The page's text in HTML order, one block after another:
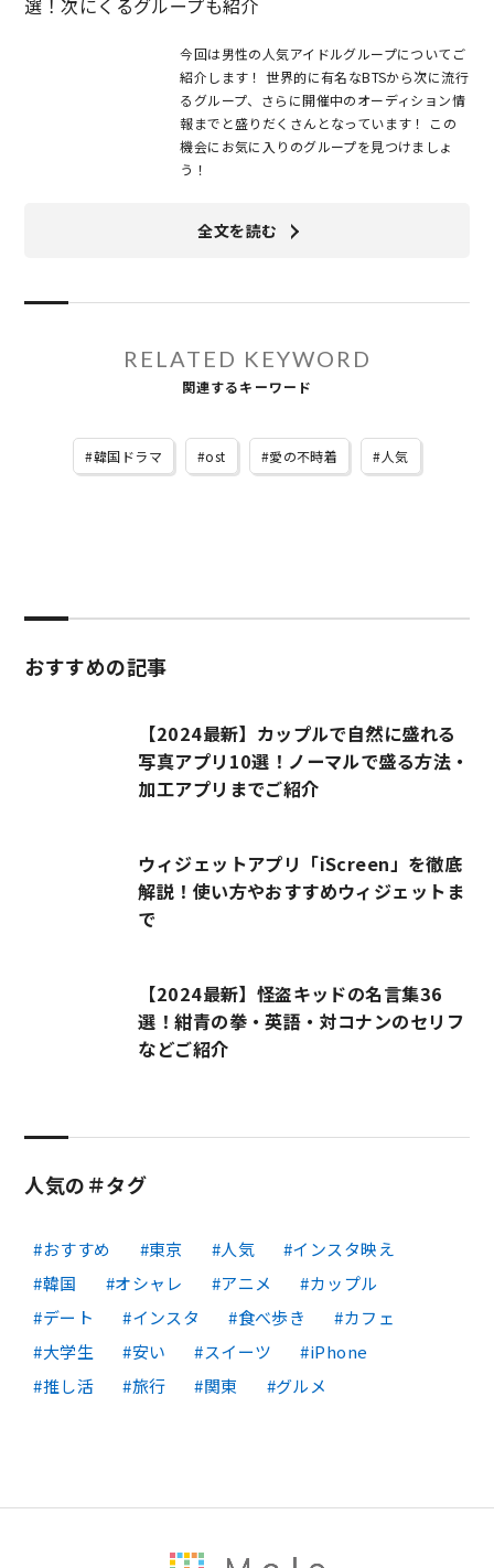
今回は男性の人気アイドルグループについてご
紹介します！ 世界的に有名なBTSから次に流行
るグループ、さらに開催中のオーディション情
報までと盛りだくさんとなっています！ この
機会にお気に入りのグループを見つけましょ
う！
全文を読む
RELATED KEYWORD
関連するキーワード
韓国ドラマ ost 愛の不時着 人気
おすすめの記事
【2024最新】カップルで自然に盛れる
写真アプリ10選！ノーマルで盛る方法・
加工アプリまでご紹介
ウィジェットアプリ「iScreen」を徹底
解説！使い方やおすすめウィジェットま
で
【2024最新】怪盗キッドの名言集36
選！紺青の拳・英語・対コナンのセリフ
などご紹介
人気の＃タグ
おすすめ 東京 人気
インスタ映え
韓国
オシャレ アニメ
カップル
デート
インスタ 食べ歩き
カフェ
大学生
安い スイーツ
iPhone
推し活
旅行 関東 グルメ